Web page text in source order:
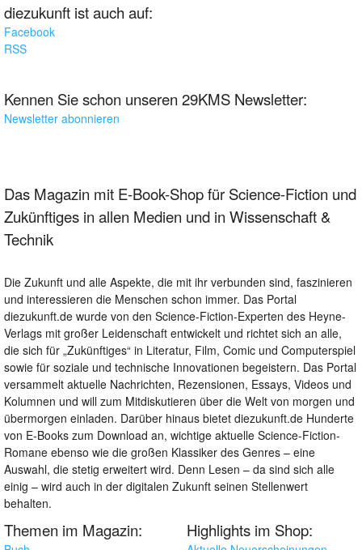
diezukunft ist auch auf:
Facebook
RSS
Kennen Sie schon unseren 29KMS Newsletter:
Newsletter abonnieren
Das Magazin mit E-Book-Shop für Science-Fiction und
Zukünftiges in allen Medien und in Wissenschaft &
Technik
Die Zukunft und alle Aspekte, die mit ihr verbunden sind, faszinieren
und interessieren die Menschen schon immer. Das Portal
diezukunft.de wurde von den Science-Fiction-Experten des Heyne-
Verlags mit großer Leidenschaft entwickelt und richtet sich an alle,
die sich für „Zukünftiges“ in Literatur, Film, Comic und Computerspiel
sowie für soziale und technische Innovationen begeistern. Das Portal
versammelt aktuelle Nachrichten, Rezensionen, Essays, Videos und
Kolumnen und will zum Mitdiskutieren über die Welt von morgen und
übermorgen einladen. Darüber hinaus bietet diezukunft.de Hunderte
von E-Books zum Download an, wichtige aktuelle Science-Fiction-
Romane ebenso wie die großen Klassiker des Genres – eine
Auswahl, die stetig erweitert wird. Denn Lesen – da sind sich alle
einig – wird auch in der digitalen Zukunft seinen Stellenwert
behalten.
Themen im Magazin: Highlights im Shop: